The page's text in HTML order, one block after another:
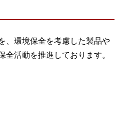
、環境保全を考慮した製品や
活動を推進しております。